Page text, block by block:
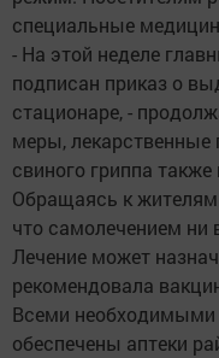
специальные
- На этой неделе
подписан приказ о
стационаре, -
меры,
свиного гриппа
Обращаясь к жителям
что самолечением ни
Лечение может
рекомендовала
Всеми необходимыми
обеспечены аптеки